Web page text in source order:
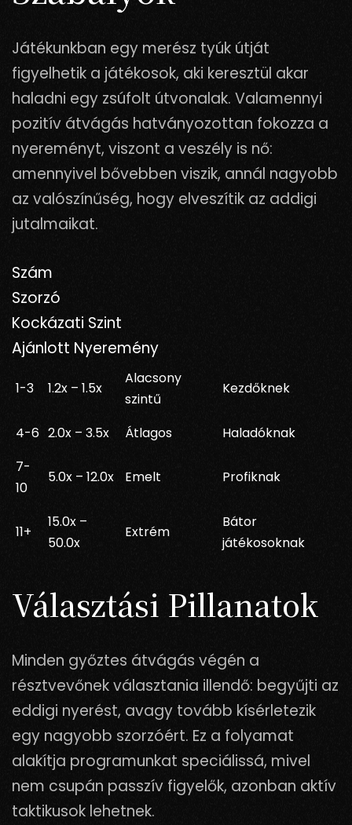
Játékunkban egy merész tyúk útját
figyelhetik a játékosok, aki keresztül akar
haladni egy zsúfolt útvonalak. Valamennyi
pozitív átvágás hatványozottan fokozza a
nyereményt, viszont a veszély is nő:
amennyivel bővebben viszik, annál nagyobb
az valószínűség, hogy elveszítik az addigi
jutalmaikat.
Szám
Szorzó
Kockázati Szint
Ajánlott Nyeremény
1-3 1.2x – 1.5x
Alacsony
szintű
Kezdőknek
4-6 2.0x – 3.5x Átlagos
Haladóknak
7-
10
5.0x – 12.0x Emelt Profiknak
11+
15.0x –
50.0x
Extrém
Bátor
játékosoknak
Választási Pillanatok
Minden győztes átvágás végén a
résztvevőnek választania illendő: begyűjti az
eddigi nyerést, avagy tovább kísérletezik
egy nagyobb szorzóért. Ez a folyamat
alakítja programunkat speciálissá, mivel
nem csupán passzív figyelők, azonban aktív
taktikusok lehetnek.